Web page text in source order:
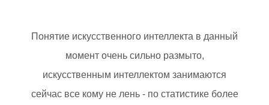
Понятие искусственного интеллекта в данный
момент очень сильно размыто,
искусственным интеллектом занимаются
сейчас все кому не лень - по статистике более